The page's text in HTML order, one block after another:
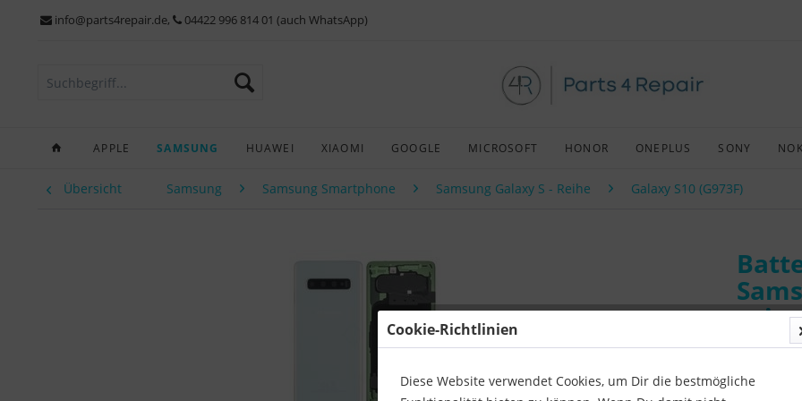
info@parts4repair.de, 04422 996 814 01 (auch WhatsApp)
APPLE SAMSUNG HUAWEI XIAOMI GOOGLE MICROSOFT HONOR ONEPLUS SONY
Übersicht Samsung Samsung Smartphone Samsung Galaxy S - Reihe Galaxy S10 (G973F)
Cookie-Richtlinien
Diese Website verwendet Cookies, um Dir die bestmögliche